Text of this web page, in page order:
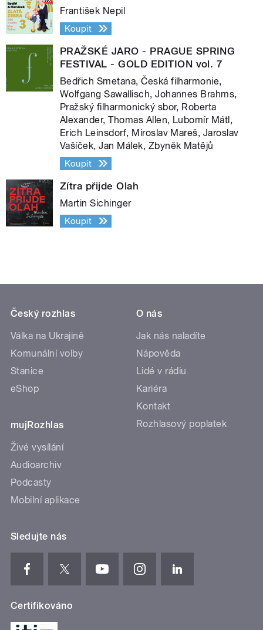
František Nepil
Koupit
PRAŽSKÉ JARO - PRAGUE SPRING
FESTIVAL - GOLD EDITION vol. 7
Bedřich Smetana, Česká filharmonie,
Wolfgang Sawallisch, Johannes Brahms,
Pražský filharmonický sbor, Roberta
Alexander, Thomas Allen, Lubomír Mátl,
Erich Leinsdorf, Miroslav Mareš, Jaroslav
Vašíček, Jan Málek, Zbyněk Matějů
Koupit
Zítra přijde Olah
Martin Sichinger
Koupit
Český rozhlas
Válka na Ukrajině
Komunální volby
Stanice
eShop
mujRozhlas
Živé vysílání
Audioarchiv
Podcasty
Mobilní aplikace
O nás
Jak nás naladíte
Nápověda
Lidé v rádiu
Kariéra
Kontakt
Rozhlasový poplatek
Sledujte nás
Certifikováno